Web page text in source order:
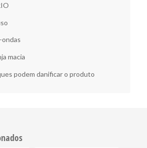
ondas
macia
podem danificar o produto